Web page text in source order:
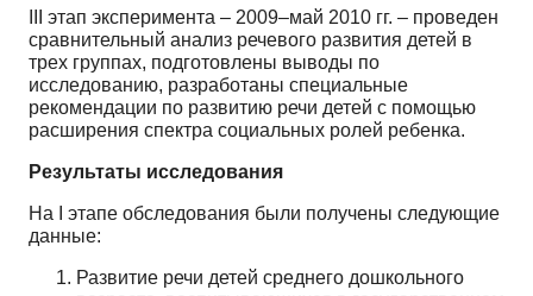
III этап эксперимента – 2009–май 2010 гг. – проведен
сравнительный анализ речевого развития детей в
трех группах, подготовлены выводы по
исследованию, разработаны специальные
рекомендации по развитию речи детей с помощью
расширения спектра социальных ролей ребенка.
Результаты исследования
На I этапе обследования были получены следующие
данные:
Развитие речи детей среднего дошкольного